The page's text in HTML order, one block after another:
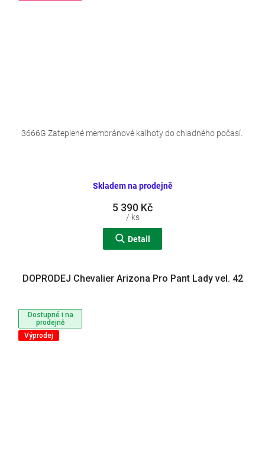
Skladem na prodejně
5 390 Kč
/ ks
Detail
3666G Zateplené membránové kalhoty do chladného počasí.
Dostupné i na
prodejně
Výprodej
DOPRODEJ Chevalier Arizona Pro Pant Lady vel. 42